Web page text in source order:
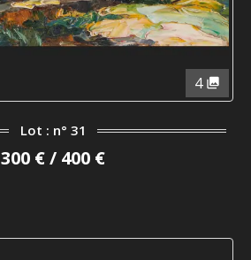
4
Lot : n° 31
300 € / 400 €